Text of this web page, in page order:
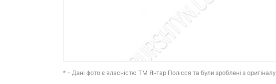
* - Дані фото є власністю ТМ Янтар Полісся та були зроблені з оригіналу